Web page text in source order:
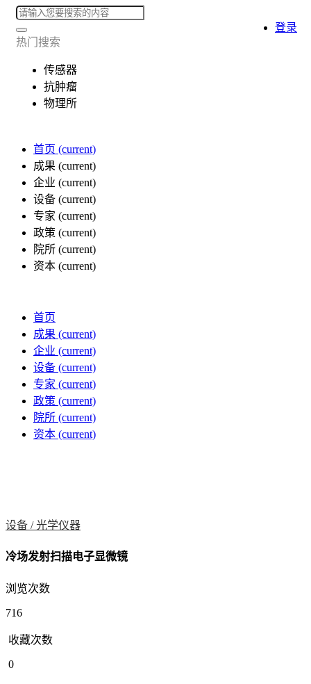
热门搜索
传感器
抗肿瘤
物理所
首页 (current)
成果 (current)
企业 (current)
设备 (current)
专家 (current)
政策 (current)
院所 (current)
资本 (current)
登录
首页
成果 (current)
企业 (current)
设备 (current)
专家 (current)
政策 (current)
院所 (current)
资本 (current)
设备 /光学仪器
冷场发射扫描电子显微镜
浏览次数
716
收藏次数
0